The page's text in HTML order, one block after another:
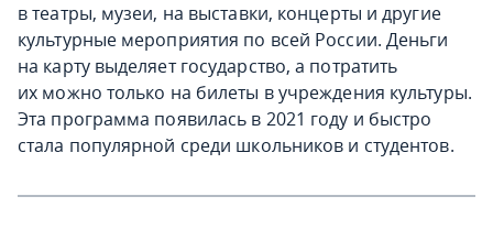
в театры, музеи, на выставки, концерты и другие
культурные мероприятия по всей России. Деньги
на карту выделяет государство, а потратить
их можно только на билеты в учреждения культуры.
Эта программа появилась в 2021 году и быстро
стала популярной среди школьников и студентов.